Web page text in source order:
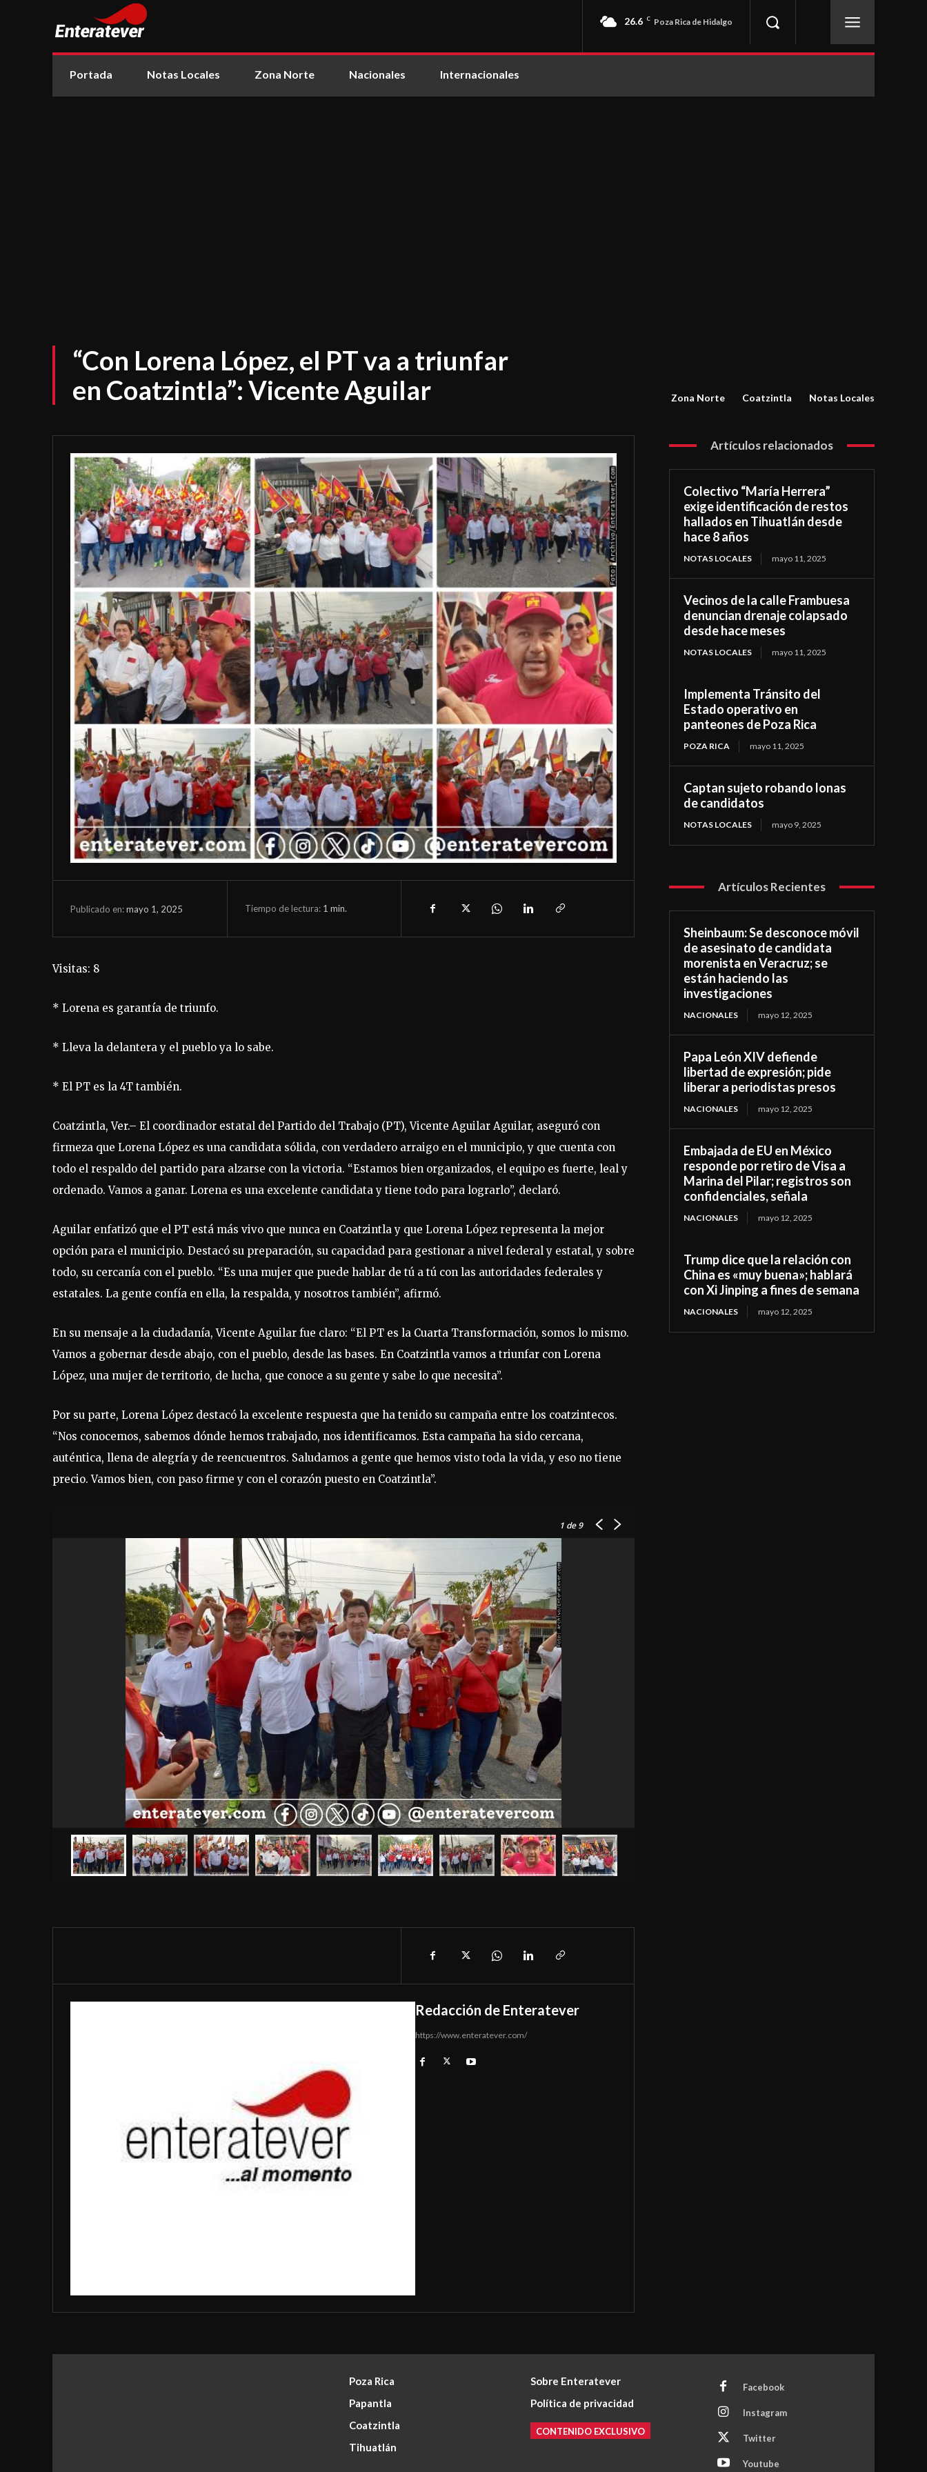
26.6 C Poza Rica de Hidalgo
Portada Notas Locales Zona Norte Nacionales Internacionales
“Con Lorena López, el PT va a triunfar
en Coatzintla”: Vicente Aguilar
Zona Norte Coatzintla Notas Locales
Publicado en:mayo 1, 2025 Tiempo de lectura: 1 min.
Visitas: 8
* Lorena es garantía de triunfo.
* Lleva la delantera y el pueblo ya lo sabe.
* El PT es la 4T también.
Coatzintla, Ver.– El coordinador estatal del Partido del Trabajo (PT), Vicente Aguilar Aguilar, aseguró con
firmeza que Lorena López es una candidata sólida, con verdadero arraigo en el municipio, y que cuenta con
todo el respaldo del partido para alzarse con la victoria. “Estamos bien organizados, el equipo es fuerte, leal y
ordenado. Vamos a ganar. Lorena es una excelente candidata y tiene todo para lograrlo”, declaró.
Aguilar enfatizó que el PT está más vivo que nunca en Coatzintla y que Lorena López representa la mejor
opción para el municipio. Destacó su preparación, su capacidad para gestionar a nivel federal y estatal, y sobre
todo, su cercanía con el pueblo. “Es una mujer que puede hablar de tú a tú con las autoridades federales y
estatales. La gente confía en ella, la respalda, y nosotros también”, afirmó.
En su mensaje a la ciudadanía, Vicente Aguilar fue claro: “El PT es la Cuarta Transformación, somos lo mismo.
Vamos a gobernar desde abajo, con el pueblo, desde las bases. En Coatzintla vamos a triunfar con Lorena
López, una mujer de territorio, de lucha, que conoce a su gente y sabe lo que necesita”.
Por su parte, Lorena López destacó la excelente respuesta que ha tenido su campaña entre los coatzintecos.
“Nos conocemos, sabemos dónde hemos trabajado, nos identificamos. Esta campaña ha sido cercana,
auténtica, llena de alegría y de reencuentros. Saludamos a gente que hemos visto toda la vida, y eso no tiene
precio. Vamos bien, con paso firme y con el corazón puesto en Coatzintla”.
1 de 9
Redacción de Enteratever
https://www.enteratever.com/
Artículos relacionados
Colectivo “María Herrera”
exige identificación de restos
hallados en Tihuatlán desde
hace 8 años
NOTAS LOCALES mayo 11, 2025
Vecinos de la calle Frambuesa
denuncian drenaje colapsado
desde hace meses
NOTAS LOCALES mayo 11, 2025
Implementa Tránsito del
Estado operativo en
panteones de Poza Rica
POZA RICA mayo 11, 2025
Captan sujeto robando lonas
de candidatos
NOTAS LOCALES mayo 9, 2025
Artículos Recientes
Sheinbaum: Se desconoce móvil
de asesinato de candidata
morenista en Veracruz; se
están haciendo las
investigaciones
NACIONALES mayo 12, 2025
Papa León XIV defiende
libertad de expresión; pide
liberar a periodistas presos
NACIONALES mayo 12, 2025
Embajada de EU en México
responde por retiro de Visa a
Marina del Pilar; registros son
confidenciales, señala
NACIONALES mayo 12, 2025
Trump dice que la relación con
China es «muy buena»; hablará
con Xi Jinping a fines de semana
NACIONALES mayo 12, 2025
Poza Rica
Papantla
Coatzintla
Tihuatlán
Sobre Enteratever
Política de privacidad
CONTENIDO EXCLUSIVO
Facebook
Instagram
Twitter
Youtube